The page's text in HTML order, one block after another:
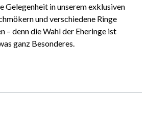
Gelegenheit in unserem exklusiven
und verschiedene Ringe
– denn die Wahl der Eheringe ist
ganz Besonderes.